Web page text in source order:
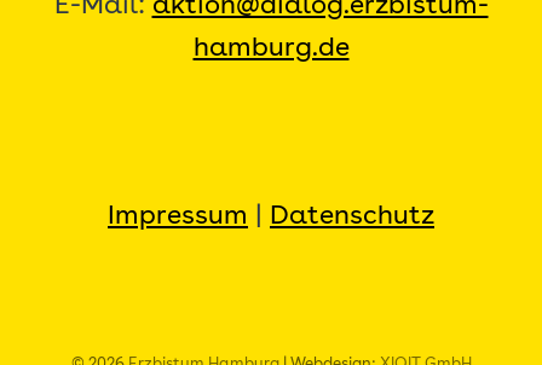
E-Mail: aktion@dialog.erzbistum-
hamburg.de
Impressum Datenschutz